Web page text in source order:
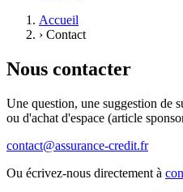
Accueil
› Contact
Nous contacter
Une question, une suggestion de
ou d'achat d'espace (article
contact@assurance-credit.fr
Ou écrivez-nous directement à